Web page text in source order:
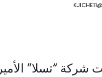
شركة “تسلا”